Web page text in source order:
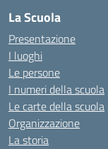
La Scuola
Presentazione
I luoghi
Le persone
I numeri della scuola
Le carte della scuola
Organizzazione
La storia